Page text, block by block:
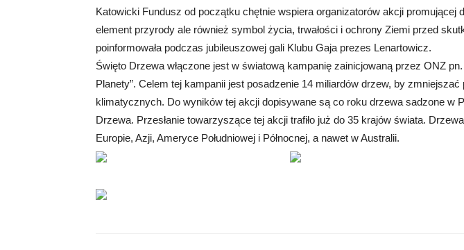
Katowicki Fundusz od początku chętnie wspiera organizatorów akcji promującej
element przyrody ale również symbol życia, trwałości i ochrony Ziemi przed
poinformowała podczas jubileuszowej gali Klubu Gaja prezes Lenartowicz.
Święto Drzewa włączone jest w światową kampanię zainicjowaną przez ONZ
Planety”. Celem tej kampanii jest posadzenie 14 miliardów drzew, by
klimatycznych. Do wyników tej akcji dopisywane są co roku drzewa sadzone w
Drzewa. Przesłanie towarzyszące tej akcji trafiło już do 35 krajów świata.
Europie, Azji, Ameryce Południowej i Północnej, a nawet w Australii.